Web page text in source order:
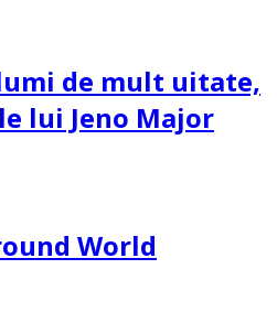
de mult uitate,
lui Jeno Major
World